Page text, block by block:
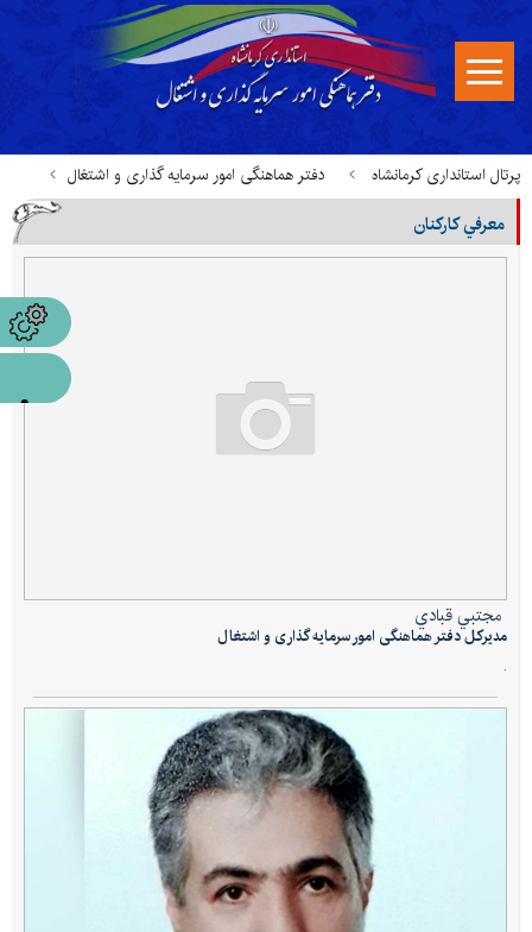
پرتال استانداری کرمانشاه دفتر هماهنگی امور سرمایه گذاری و اشتغال
معرفی دفتر
معرفي كاركنان
مجتبي قبادي
مدیرکل دفتر هماهنگی امور سرمایه گذاری و اشتغال
.